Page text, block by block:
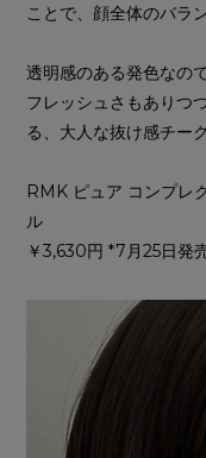
ことで、顔全体のバラ
透明感のある発色なの
フレッシュさもありつ
る、大人な抜け感チー
RMK ピュア コンプレ
ル
￥3,630円 *7月25日発